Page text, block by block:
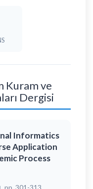
Kuram ve
Dergisi
Informatics
Application
Process
pp. 301-313